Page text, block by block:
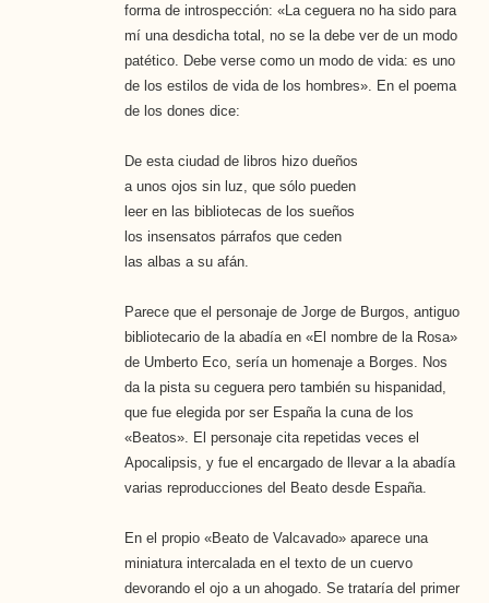
forma de introspección: «La ceguera no ha sido para
mí una desdicha total, no se la debe ver de un modo
patético. Debe verse como un modo de vida: es uno
de los estilos de vida de los hombres». En el poema
de los dones dice:
De esta ciudad de libros hizo dueños
a unos ojos sin luz, que sólo pueden
leer en las bibliotecas de los sueños
los insensatos párrafos que ceden
las albas a su afán.
Parece que el personaje de Jorge de Burgos, antiguo
bibliotecario de la abadía en «El nombre de la Rosa»
de Umberto Eco, sería un homenaje a Borges. Nos
da la pista su ceguera pero también su hispanidad,
que fue elegida por ser España la cuna de los
«Beatos». El personaje cita repetidas veces el
Apocalipsis, y fue el encargado de llevar a la abadía
varias reproducciones del Beato desde España.
En el propio «Beato de Valcavado» aparece una
miniatura intercalada en el texto de un cuervo
devorando el ojo a un ahogado. Se trataría del primer